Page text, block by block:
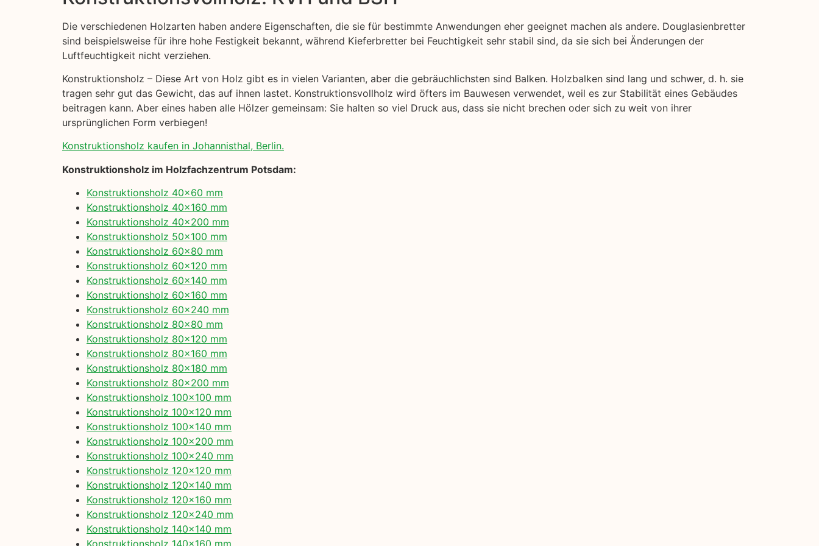
Die verschiedenen Holzarten haben andere Eigenschaften, die sie für bestimmte Anwendungen eher geeignet machen als andere. Douglasienbretter
sind beispielsweise für ihre hohe Festigkeit bekannt, während Kieferbretter bei Feuchtigkeit sehr stabil sind, da sie sich bei Änderungen der
Luftfeuchtigkeit nicht verziehen.
Konstruktionsholz – Diese Art von Holz gibt es in vielen Varianten, aber die gebräuchlichsten sind Balken. Holzbalken sind lang und schwer, d. h. sie
tragen sehr gut das Gewicht, das auf ihnen lastet. Konstruktionsvollholz wird öfters im Bauwesen verwendet, weil es zur Stabilität eines Gebäudes
beitragen kann. Aber eines haben alle Hölzer gemeinsam: Sie halten so viel Druck aus, dass sie nicht brechen oder sich zu weit von ihrer
ursprünglichen Form verbiegen!
Konstruktionsholz kaufen in Johannisthal, Berlin.
Konstruktionsholz im Holzfachzentrum Potsdam:
Konstruktionsholz 40×60 mm
Konstruktionsholz 40×160 mm
Konstruktionsholz 40×200 mm
Konstruktionsholz 50×100 mm
Konstruktionsholz 60×80 mm
Konstruktionsholz 60×120 mm
Konstruktionsholz 60×140 mm
Konstruktionsholz 60×160 mm
Konstruktionsholz 60×240 mm
Konstruktionsholz 80×80 mm
Konstruktionsholz 80×120 mm
Konstruktionsholz 80×160 mm
Konstruktionsholz 80×180 mm
Konstruktionsholz 80×200 mm
Konstruktionsholz 100×100 mm
Konstruktionsholz 100×120 mm
Konstruktionsholz 100×140 mm
Konstruktionsholz 100×200 mm
Konstruktionsholz 100×240 mm
Konstruktionsholz 120×120 mm
Konstruktionsholz 120×140 mm
Konstruktionsholz 120×160 mm
Konstruktionsholz 120×240 mm
Konstruktionsholz 140×140 mm